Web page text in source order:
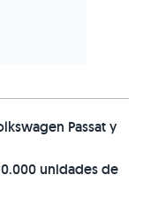
Passat y
unidades de